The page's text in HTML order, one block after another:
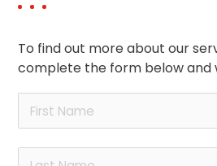
To find out more about our
complete the form below and